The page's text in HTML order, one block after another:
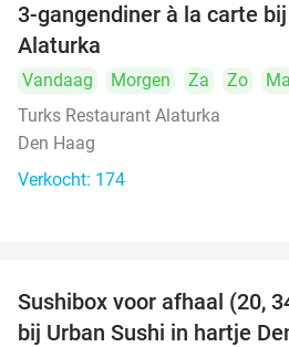
3-gangendiner à la carte
Alaturka
Vandaag Morgen Za Zo Ma
Turks Restaurant Alaturka
Den Haag
Verkocht: 174
Sushibox voor afhaal (20,
bij Urban Sushi in hartje